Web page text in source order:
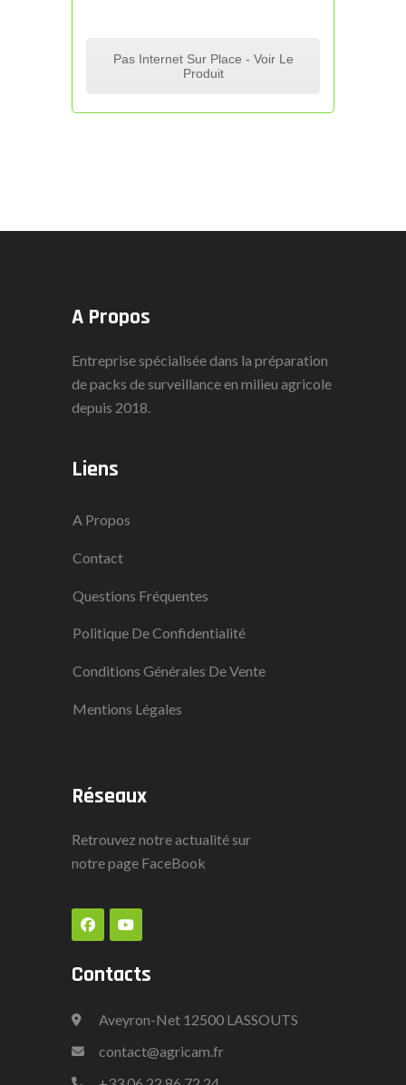
Pas Internet Sur Place - Voir Le
Produit
A Propos
Entreprise spécialisée dans la préparation
de packs de surveillance en milieu agricole
depuis 2018.
Liens
A Propos
Contact
Questions Fréquentes
Politique De Confidentialité
Conditions Générales De Vente
Mentions Légales
Réseaux
Retrouvez notre actualité sur
notre page FaceBook
Contacts
Aveyron-Net 12500 LASSOUTS
contact@agricam.fr